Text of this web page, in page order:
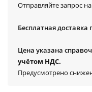
Отправляйте запрос
Бесплатная доставка
Цена указана
учётом НДС.
Предусмотрено